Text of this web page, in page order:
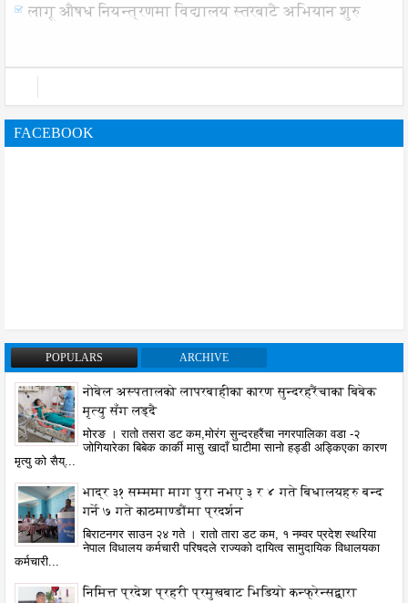
लागू औषध नियन्त्रणमा विद्यालय स्तरबाटै अभियान शुरु
FACEBOOK
POPULARS ARCHIVE
नोबेल अस्पतालको लापरबाहीका कारण सुन्दरहरैंचाका बिबेक
मृत्यु सँग लड्दै
मोरङ । रातो तसरा डट कम,मोरंग सुन्दरहरैंचा नगरपालिका वडा -२
जोगियारेका बिबेक कार्की मासु खादाँ घाटीमा सानो हड्डी अड्किएका कारण
मृत्यु को सैय्...
भाद्र ३१ सम्ममा माग पुरा नभए ३ र ४ गते बिधालयहरु बन्द
गर्ने ७ गते काठमाण्डौंमा प्रदर्शन
बिराटनगर साउन २४ गते । रातो तारा डट कम, १ नम्वर प्रदेश स्थरिया
नेपाल विधालय कर्मचारी परिषदले राज्यको दायित्व सामुदायिक विधालयका
कर्मचारी...
निमित्त प्रदेश प्रहरी प्रमुखबाट भिडियो कन्फ्रेन्सद्वारा